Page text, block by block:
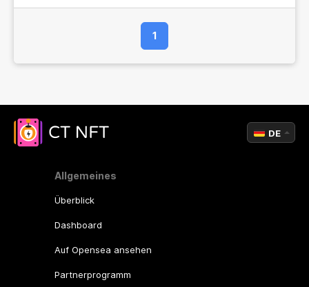
1
Allgemeines
Überblick
Dashboard
Auf Opensea ansehen
Partnerprogramm
DE